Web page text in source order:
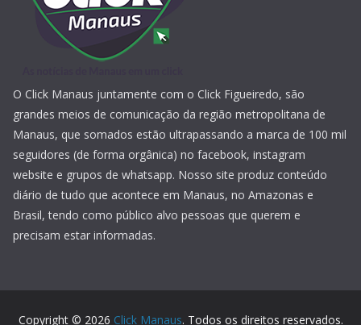
O Click Manaus juntamente com o Click Figueiredo, são
grandes meios de comunicação da região metropolitana de
Manaus, que somados estão ultrapassando a marca de 100 mil
seguidores (de forma orgânica) no facebook, instagram
website e grupos de whatsapp. Nosso site produz conteúdo
diário de tudo que acontece em Manaus, no Amazonas e
Brasil, tendo como público alvo pessoas que querem e
precisam estar informadas.
Copyright © 2026 Click Manaus. Todos os direitos reservados.